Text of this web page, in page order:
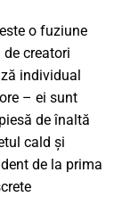
o fuziune
creatori
individual
– ei sunt
de înaltă
cald și
de la prima